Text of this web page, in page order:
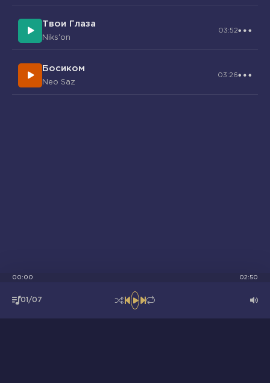
Твои Глаза
Niks'on
03:52
Босиком
Neo Saz
03:26
01/07
00:00 02:50